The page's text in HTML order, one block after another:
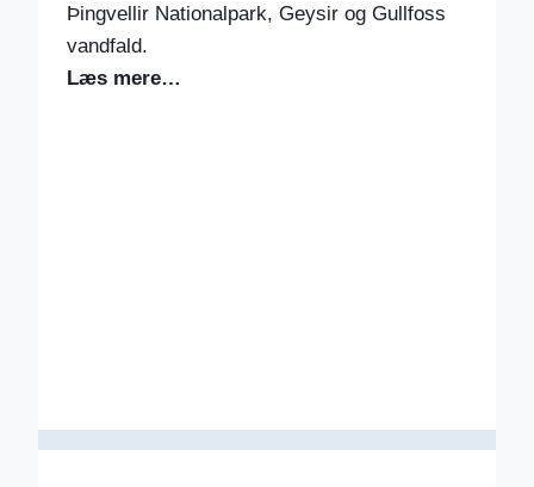
Þingvellir Nationalpark, Geysir og Gullfoss
vandfald.
Læs mere…